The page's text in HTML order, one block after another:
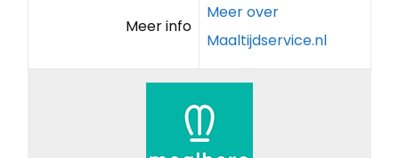
Meer info
Meer over
Maaltijdservice.nl